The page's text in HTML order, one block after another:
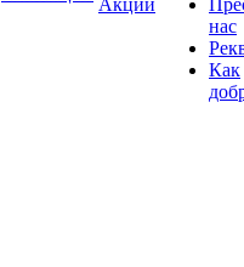
Акции
нас
Как